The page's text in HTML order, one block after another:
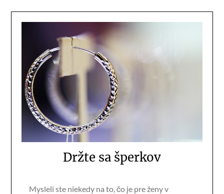
Držte sa šperkov
Mysleli ste niekedy na to, čo je pre ženy v